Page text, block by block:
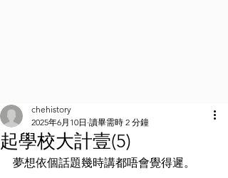
起學校大計壹(5)
chehistory
2025年6月10日 讀畢需時 2 分鐘
夢想依個話題幾時講都唔會覺得遲。